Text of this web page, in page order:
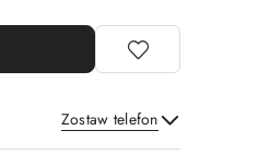
Zostaw telefon
Wyślij